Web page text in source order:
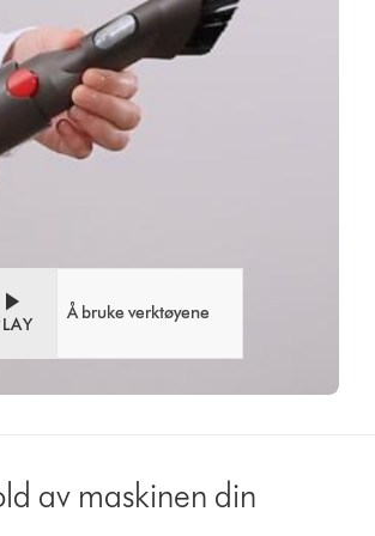
Å bruke verktøyene
av maskinen din